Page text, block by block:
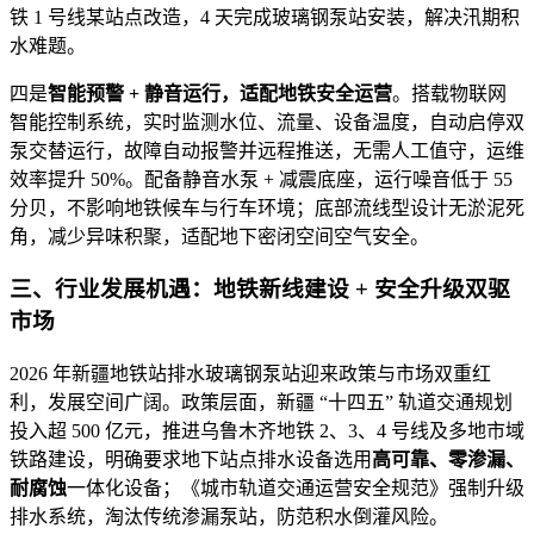
铁 1 号线某站点改造，4 天完成玻璃钢泵站安装，解决汛期积
水难题。
四是智能预警 + 静音运行，适配地铁安全运营。搭载物联网
智能控制系统，实时监测水位、流量、设备温度，自动启停双
泵交替运行，故障自动报警并远程推送，无需人工值守，运维
效率提升 50%。配备静音水泵 + 减震底座，运行噪音低于 55
分贝，不影响地铁候车与行车环境；底部流线型设计无淤泥死
角，减少异味积聚，适配地下密闭空间空气安全。
三、行业发展机遇：地铁新线建设 + 安全升级双驱
市场
2026 年新疆地铁站排水玻璃钢泵站迎来政策与市场双重红
利，发展空间广阔。政策层面，新疆 “十四五” 轨道交通规划
投入超 500 亿元，推进乌鲁木齐地铁 2、3、4 号线及多地市域
铁路建设，明确要求地下站点排水设备选用 高可靠、零渗漏、
耐腐蚀一体化设备；《城市轨道交通运营安全规范》强制升级
排水系统，淘汰传统渗漏泵站，防范积水倒灌风险。